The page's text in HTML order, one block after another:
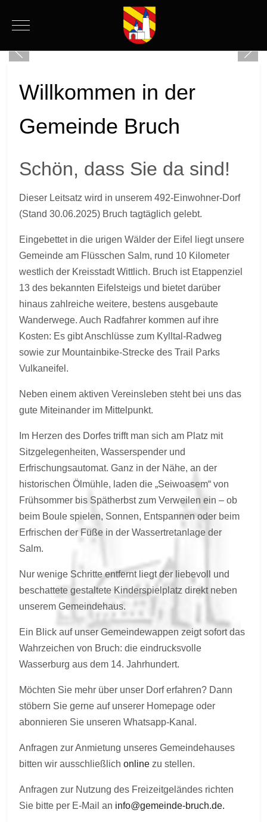
Mobile Menu Toggle
Willkommen in der
Gemeinde Bruch
Schön, dass Sie da sind!
Dieser Leitsatz wird in unserem 492-Einwohner-Dorf
(Stand 30.06.2025) Bruch tagtäglich gelebt.
Eingebettet in die urigen Wälder der Eifel liegt unsere
Gemeinde am Flüsschen Salm, rund 10 Kilometer
westlich der Kreisstadt Wittlich. Bruch ist Etappenziel
13 des bekannten Eifelsteigs und bietet darüber
hinaus zahlreiche weitere, bestens ausgebaute
Wanderwege. Auch Radfahrer kommen auf ihre
Kosten: Es gibt Anschlüsse zum Kylltal-Radweg
sowie zur Mountainbike-Strecke des Trail Parks
Vulkaneifel.
Neben einem aktiven Vereinsleben steht bei uns das
gute Miteinander im Mittelpunkt.
Im Herzen des Dorfes trifft man sich am Platz mit
Sitzgelegenheiten, Wasserspender und
Erfrischungsautomat. Ganz in der Nähe, an der
historischen Ölmühle, laden die „Seiwoasem“ von
Frühsommer bis Spätherbst zum Verweilen ein – ob
beim Boule spielen, Sonnen, Entspannen oder beim
Erfrischen der Füße in der Wassertretanlage der
Salm.
Nur wenige Schritte entfernt liegt der liebevoll und
beschattete gestaltete Kinderspielplatz direkt neben
unserem Gemeindehaus.
Ein Blick auf unser Gemeindewappen zeigt sofort das
Wahrzeichen von Bruch: die eindrucksvolle
Wasserburg aus dem 14. Jahrhundert.
Möchten Sie mehr über unser Dorf erfahren? Dann
stöbern Sie gerne auf unserer Homepage oder
abonnieren Sie unseren Whatsapp-Kanal.
Anfragen zur Anmietung unseres Gemeindehauses
bitten wir ausschließlich online zu stellen.
Anfragen zur Nutzung des Freizeitgeländes richten
Sie bitte per E-Mail an info@gemeinde-bruch.de.